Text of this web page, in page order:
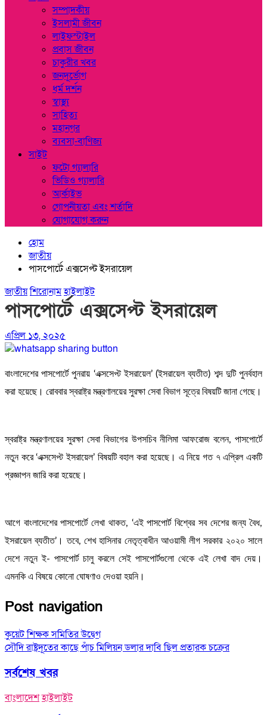
সম্পাদকীয়
ইসলামী জীবন
লাইফস্টাইল
প্রবাস জীবন
চাকুরীর খবর
জনদূর্ভোগ
ধর্ম দর্শন
স্বাস্থ্য
সাহিত্য
মহানগর
ব্যবসা-বাণিজ্য
সাইট
ফটো গ্যালারি
ভিডিও গ্যালারি
আর্কাইভ
গোপনীয়তা এবং শর্তাদি
যোগাযোগ করুন
হোম
জাতীয়
পাসপোর্টে এক্সসেপ্ট ইসরায়েল
জাতীয়শিরোনামহাইলাইট
পাসপোর্টে এক্সসেপ্ট ইসরায়েল
এপ্রিল ১৩, ২০২৫
বাংলাদেশের পাসপোর্টে পুনরায় ‘এক্সসেপ্ট ইসরায়েল’ (ইসরায়েল ব্যতীত) শব্দ দুটি পুনর্বহাল
করা হয়েছে। রোববার স্বরাষ্ট্র মন্ত্রণালয়ের সুরক্ষা সেবা বিভাগ সূত্রে বিষয়টি জানা গেছে।
স্বরাষ্ট্র মন্ত্রণালয়ের সুরক্ষা সেবা বিভাগের উপসচিব নীলিমা আফরোজ বলেন, পাসপোর্টে
নতুন করে ‘এক্সসেপ্ট ইসরায়েল’ বিষয়টি বহাল করা হয়েছে। এ নিয়ে গত ৭ এপ্রিল একটি
প্রজ্ঞাপন জারি করা হয়েছে।
আগে বাংলাদেশের পাসপোর্টে লেখা থাকত, ‘এই পাসপোর্ট বিশ্বের সব দেশের জন্য বৈধ,
ইসরায়েল ব্যতীত’। তবে, শেখ হাসিনার নেতৃত্বাধীন আওয়ামী লীগ সরকার ২০২০ সালে
দেশে নতুন ই- পাসপোর্ট চালু করলে সেই পাসপোর্টগুলো থেকে এই লেখা বাদ দেয়।
এমনকি এ বিষয়ে কোনো ঘোষণাও দেওয়া হয়নি।
Post navigation
কুয়েট শিক্ষক সমিতির উদ্বেগ
সৌদি রাষ্ট্রদূতের কাছে পাঁচ মিলিয়ন ডলার দাবি ছিল প্রতারক চক্রের
সর্বশেষ খবর
বাংলাদেশহাইলাইট